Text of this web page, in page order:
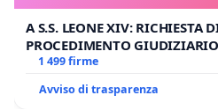
A S.S. LEONE XIV: RICHIESTA
PROCEDIMENTO
BENEDETTO XVI
1 499 firme
Avviso di trasparenza